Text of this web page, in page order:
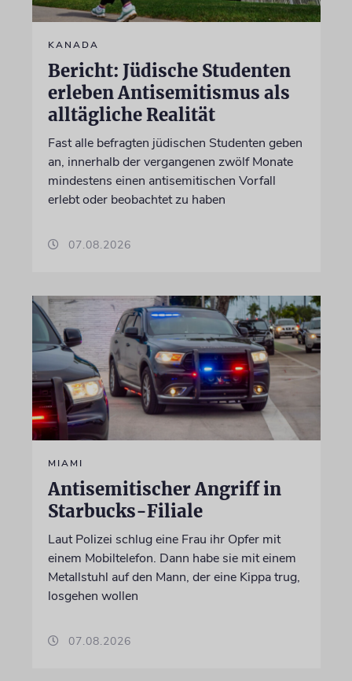
KANADA
Bericht: Jüdische Studenten
erleben Antisemitismus als
alltägliche Realität
Fast alle befragten jüdischen Studenten geben
an, innerhalb der vergangenen zwölf Monate
mindestens einen antisemitischen Vorfall
erlebt oder beobachtet zu haben
07.08.2026
MIAMI
Antisemitischer Angriff in
Starbucks-Filiale
Laut Polizei schlug eine Frau ihr Opfer mit
einem Mobiltelefon. Dann habe sie mit einem
Metallstuhl auf den Mann, der eine Kippa trug,
losgehen wollen
07.08.2026